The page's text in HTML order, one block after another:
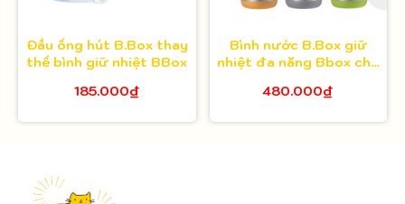
Đầu ống hút B.Box thay
thế bình giữ nhiệt BBox
185.000₫
Bình nước B.Box giữ
nhiệt đa năng Bbox cho
480.000₫